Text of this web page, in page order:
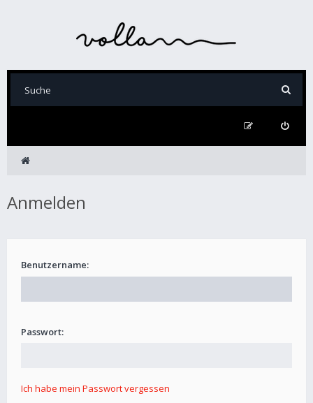
Anmelden
Benutzername:
Passwort:
Ich habe mein Passwort vergessen